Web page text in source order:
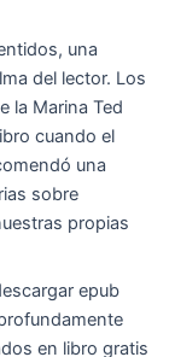
una
del lector. Los
la Marina Ted
cuando el
una
sobre
propias
epub
en libro gratis